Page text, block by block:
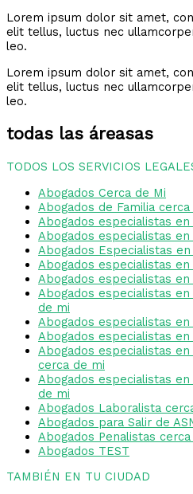
Lorem ipsum dolor sit amet,
elit tellus, luctus nec
leo.
Lorem ipsum dolor sit amet,
elit tellus, luctus nec
leo.
todas las áreasas
TODOS LOS SERVICIOS
Abogados Cerca de Mi
Abogados de Familia
Abogados especialistas
Abogados especialistas
Abogados Especialistas
Abogados especialistas
Abogados especialistas
Abogados especialistas
de mi
Abogados especialistas
Abogados especialistas
Abogados especialistas
cerca de mi
Abogados especialistas
de mi
Abogados Laboralista
Abogados para Salir de
Abogados Penalistas
Abogados TEST
TAMBIÉN EN TU CIUDAD